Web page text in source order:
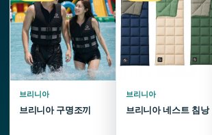
브리니아
브리니아 구명조끼
브리니아
브리니아 네스트 침낭